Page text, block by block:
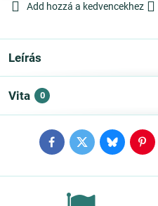
Add hozzá a kedvencekhez
Leírás
Vita 0
FacebookTwitterBluesky